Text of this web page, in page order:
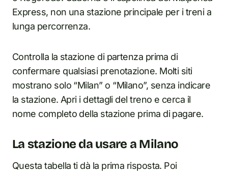
Express, non una stazione principale per i treni a
lunga percorrenza.
Controlla la stazione di partenza prima di
confermare qualsiasi prenotazione. Molti siti
mostrano solo “Milan” o “Milano”, senza indicare
la stazione. Apri i dettagli del treno e cerca il
nome completo della stazione prima di pagare.
La stazione da usare a Milano
Questa tabella ti dà la prima risposta. Poi